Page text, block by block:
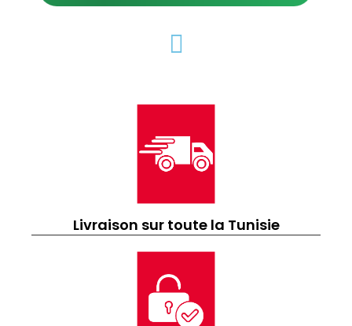
Livraison sur toute la Tunisie